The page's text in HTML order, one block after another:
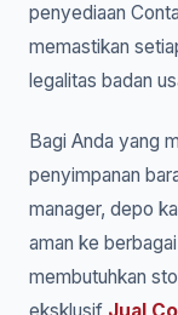
penyediaan
memastikan
legalitas badan
Bagi Anda yang
penyimpanan
manager, depo
aman ke
membutuhkan